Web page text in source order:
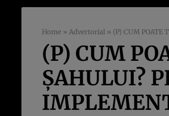
Home » Advertorial » (P) CUM POATE
(P) CUM
ȘAHULUI?